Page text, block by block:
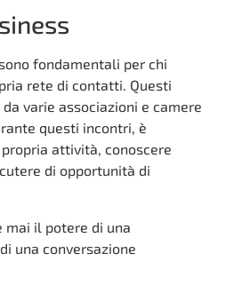
fondamentali per chi
rete di contatti. Questi
varie associazioni e camere
questi incontri, è
attività, conoscere
di opportunità di
mai il potere di una
una conversazione